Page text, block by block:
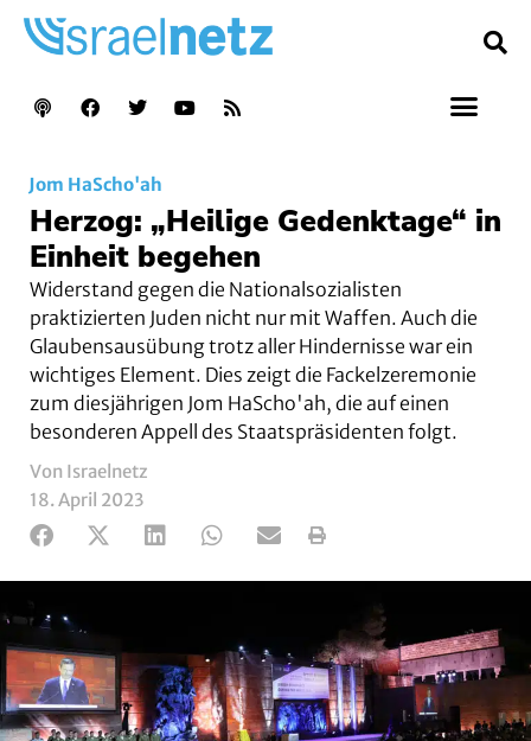
Jom HaScho'ah
Herzog: „Heilige Gedenktage“ in
Einheit begehen
Widerstand gegen die Nationalsozialisten
praktizierten Juden nicht nur mit Waffen. Auch die
Glaubensausübung trotz aller Hindernisse war ein
wichtiges Element. Dies zeigt die Fackelzeremonie
zum diesjährigen Jom HaScho'ah, die auf einen
besonderen Appell des Staatspräsidenten folgt.
Von Israelnetz
18. April 2023